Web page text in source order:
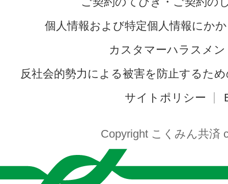
個人情報および特定個人情報にか
カスタマーハラスメ
反社会的勢力による被害を防止するた
サイトポリシー
Copyright こくみん共済